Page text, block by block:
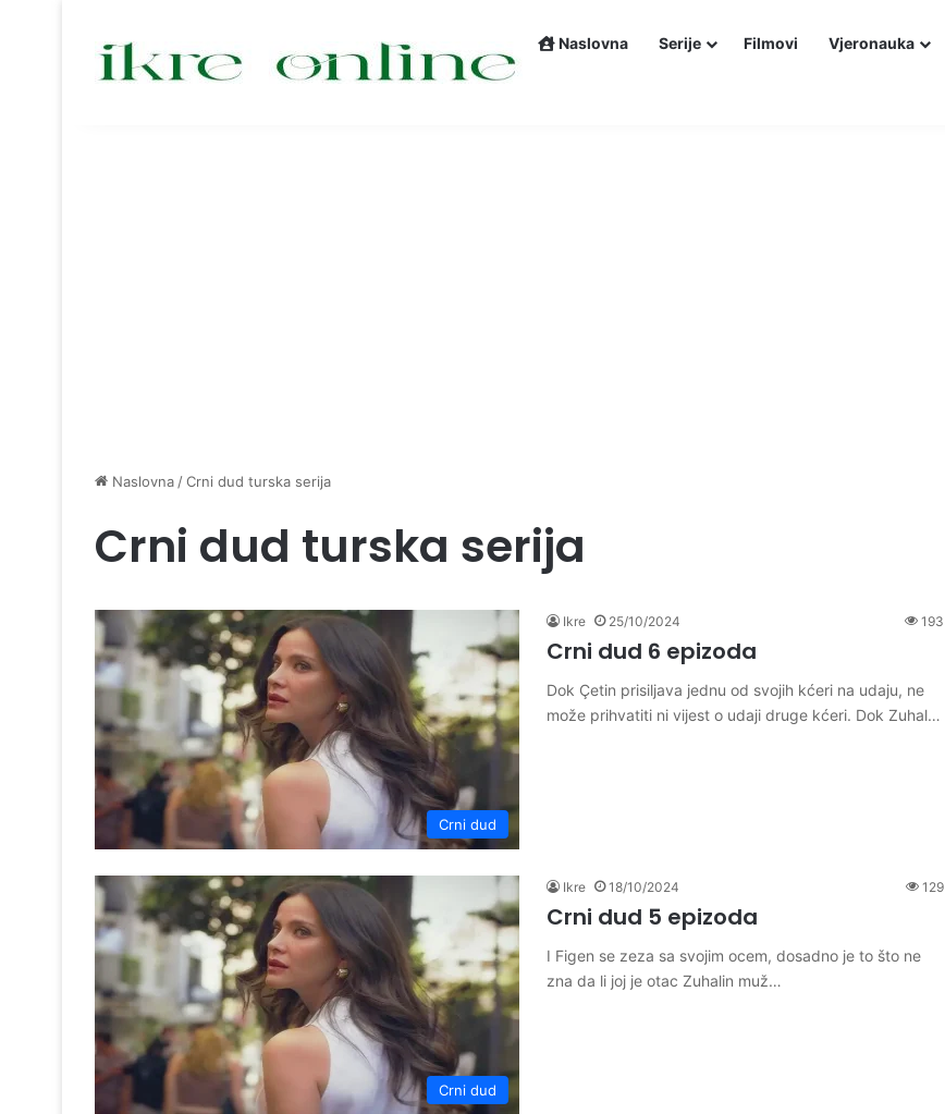
Naslovna Serije Filmovi Vjeronauka
Naslovna /Crni dud turska serija
Crni dud turska serija
Crni dud
Ikre 25/10/2024 193
Crni dud 6 epizoda
Dok Çetin prisiljava jednu od svojih kćeri na udaju, ne
može prihvatiti ni vijest o udaji druge kćeri. Dok Zuhal…
Crni dud
Ikre 18/10/2024 129
Crni dud 5 epizoda
I Figen se zeza sa svojim ocem, dosadno je to što ne
zna da li joj je otac Zuhalin muž…